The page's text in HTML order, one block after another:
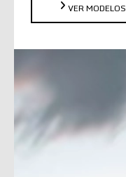
VER MODELOS